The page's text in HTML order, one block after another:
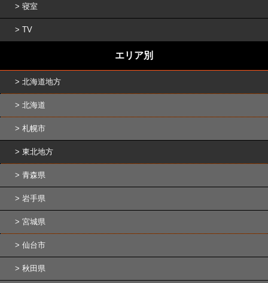
寝室
TV
エリア別
北海道地方
北海道
札幌市
東北地方
青森県
岩手県
宮城県
仙台市
秋田県